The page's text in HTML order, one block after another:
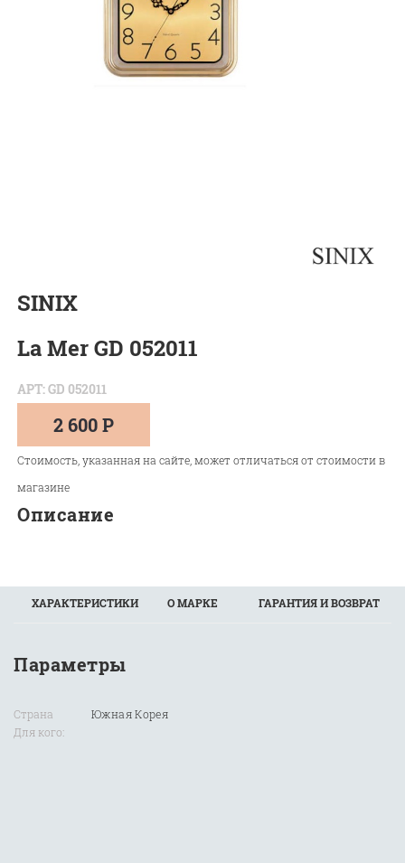
SINIX
La Mer GD 052011
АРТ: GD 052011
2 600 Р
Стоимость, указанная на сайте, может отличаться от стоимости в
магазине
Описание
ХАРАКТЕРИСТИКИ О МАРКЕ ГАРАНТИЯ И ВОЗВРАТ
Параметры
Страна
Для кого:
Южная Корея